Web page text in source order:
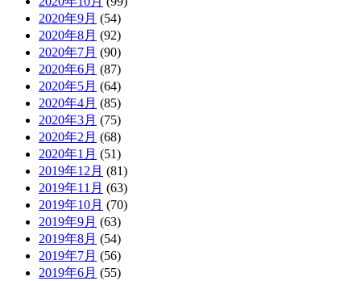
2020年9月 (54)
2020年8月 (92)
2020年7月 (90)
2020年6月 (87)
2020年5月 (64)
2020年4月 (85)
2020年3月 (75)
2020年2月 (68)
2020年1月 (51)
2019年12月 (81)
2019年11月 (63)
2019年10月 (70)
2019年9月 (63)
2019年8月 (54)
2019年7月 (56)
2019年6月 (55)